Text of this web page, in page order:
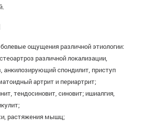
ощущения различной этиологии:
различной локализации,
анкилозирующий спондилит, приступ
артрит и периартрит;
тендосиновит, синовит; ишиалгия,
растяжения мышц;